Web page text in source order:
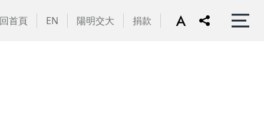
回首頁 EN 陽明交大 捐款